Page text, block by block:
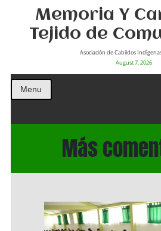
Memoria Y
Tejido de
Asociación de Cabildos
August 7, 2026
Menu
Más